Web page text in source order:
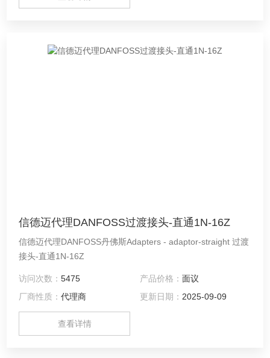
信德迈代理DANFOSS过渡接头-直通1N-16Z
信德迈代理DANFOSS丹佛斯Adapters - adaptor-straight 过渡
接头-直通1N-16Z
访问次数：5475 产品价格： 面议
厂商性质：代理商 更新日期： 2025-09-09
查看详情